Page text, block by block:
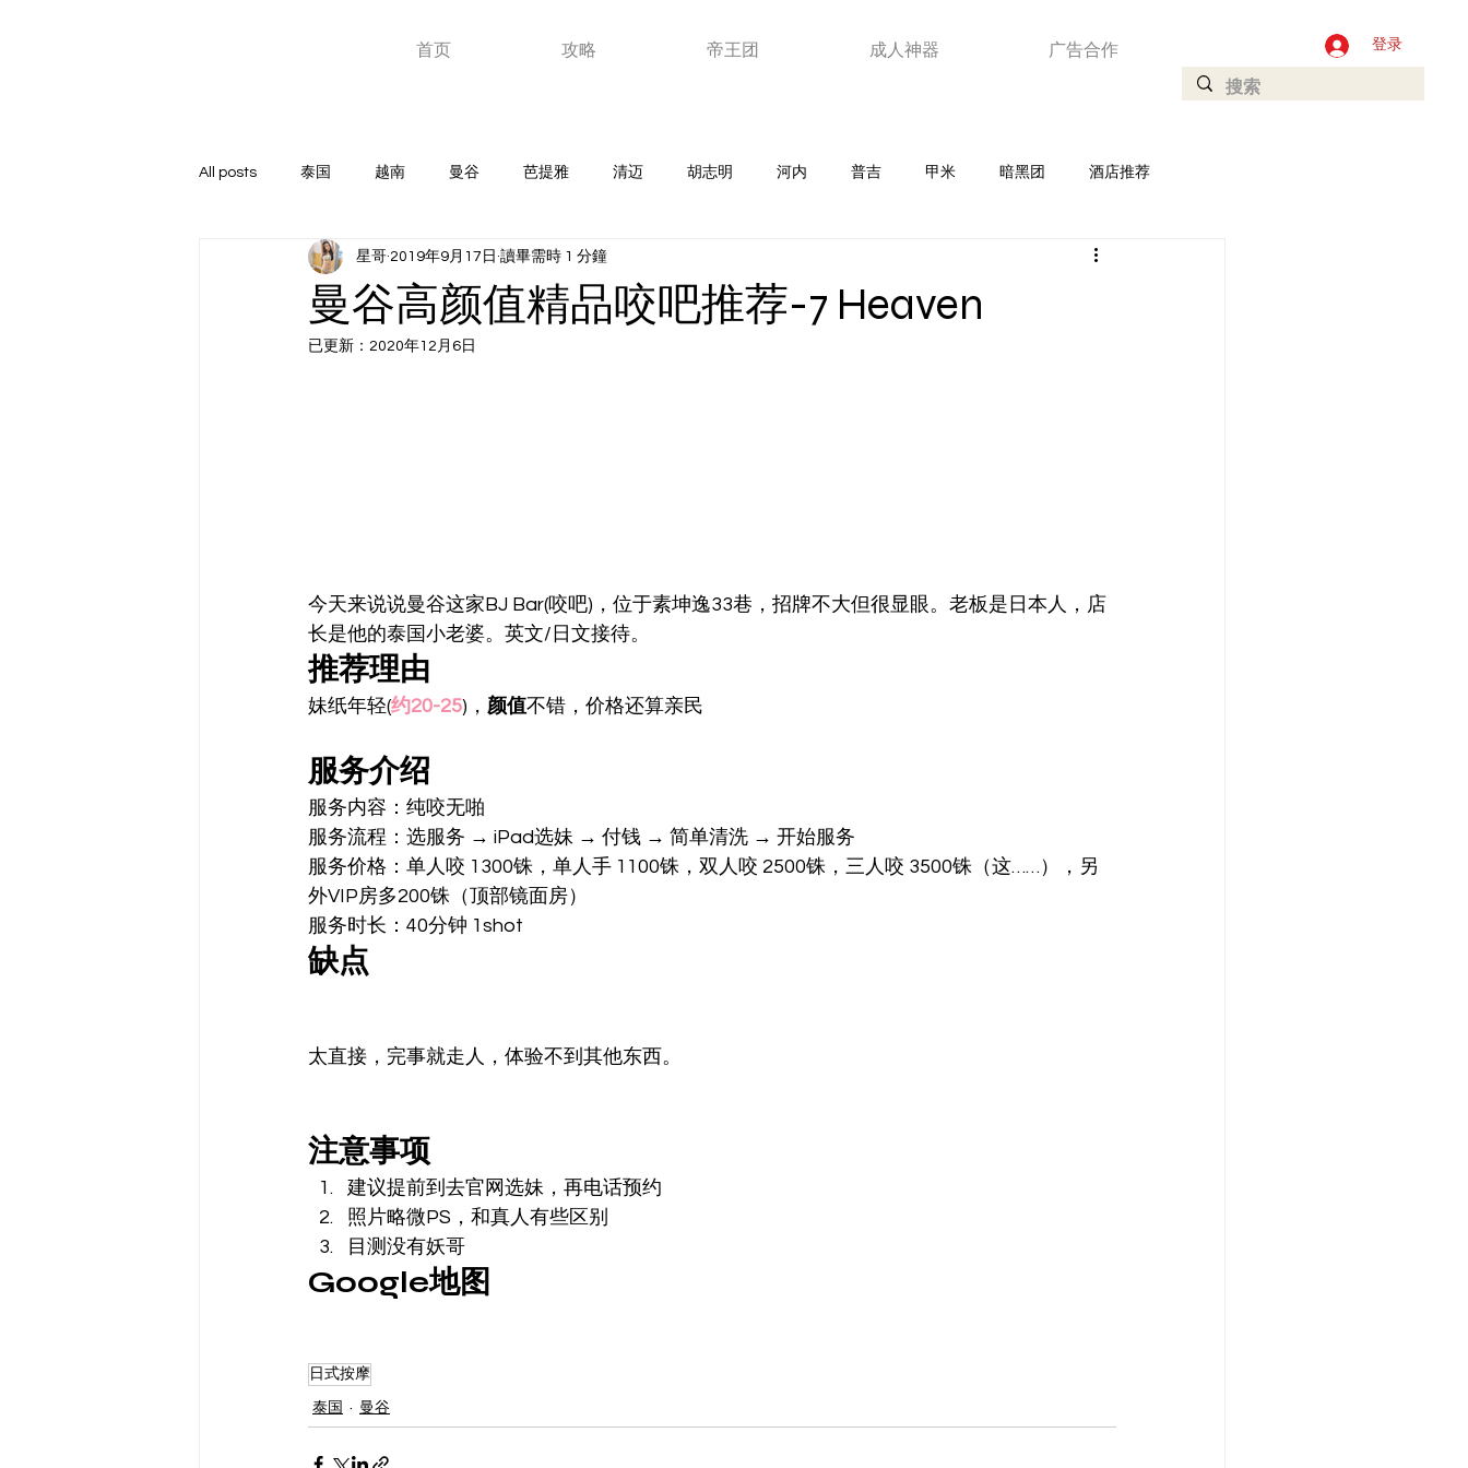
首页 攻略 帝王团 成人神器 广告合作 登录
All posts 泰国 越南 曼谷 芭提雅 清迈 胡志明 河内 普吉 甲米 暗黑团 酒店推荐
高端俱乐部 GOGOBAR 老挝 韩国 Ladyboys
菲律宾 成人神器
曼谷高颜值精品咬吧推荐-7 Heaven
星哥 2019年9月17日 讀畢需時 1 分鐘
已更新： 2020年12月6日
今天来说说曼谷这家BJ Bar(咬吧)，位于素坤逸33巷，招牌不大但很显眼。老板是日本人，店
长是他的泰国小老婆。英文/日文接待。
推荐理由
妹纸年轻(约20-25)， 颜值不错，价格还算亲民
服务介绍
服务内容：纯咬无啪
服务流程：选服务 → iPad选妹 → 付钱 → 简单清洗 → 开始服务
服务价格：单人咬 1300铢，单人手 1100铢，双人咬 2500铢，三人咬 3500铢（这……），另
外VIP房多200铢（顶部镜面房）
服务时长：40分钟 1shot
缺点
太直接，完事就走人，体验不到其他东西。
注意事项
建议提前到去官网选妹，再电话预约
照片略微PS，和真人有些区别
目测没有妖哥
Google地图
日式按摩
泰国 曼谷